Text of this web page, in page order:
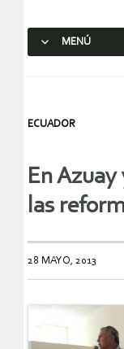
MENÚ
ECUADOR
En
las
28 MAYO, 2013